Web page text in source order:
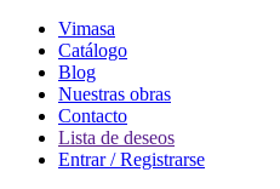
Vimasa
Catálogo
Blog
Nuestras obras
Contacto
Lista de deseos
Entrar / Registrarse